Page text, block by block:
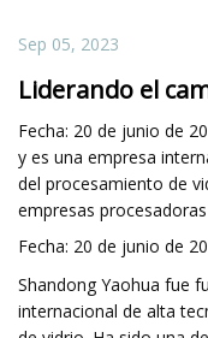
Sep 05, 2023
Liderando el
Fecha: 20 de junio de
y es una empresa
del procesamiento de
empresas
Fecha: 20 de junio de
Shandong Yaohua fue
internacional de alta